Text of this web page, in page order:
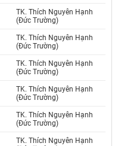
TK. Thích Nguyên Hạnh
(Đức Trường)
TK. Thích Nguyên Hạnh
(Đức Trường)
TK. Thích Nguyên Hạnh
(Đức Trường)
TK. Thích Nguyên Hạnh
(Đức Trường)
TK. Thích Nguyên Hạnh
(Đức Trường)
TK. Thích Nguyên Hạnh